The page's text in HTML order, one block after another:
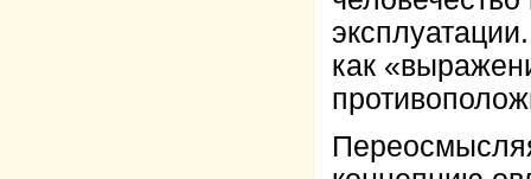
как